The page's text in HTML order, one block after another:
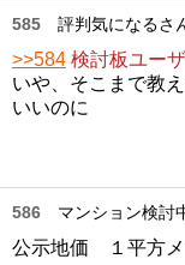
585 評判気になるさ
>>584 検討板ユー
いや、そこまで教
いいのに
586 マンション検討
公示地価 １平方